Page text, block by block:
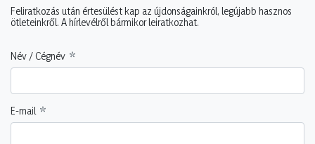
Feliratkozás után értesülést kap az újdonságainkról, legújabb hasznos
ötleteinkről. A hírlevélről bármikor leiratkozhat.
Név / Cégnév
E-mail